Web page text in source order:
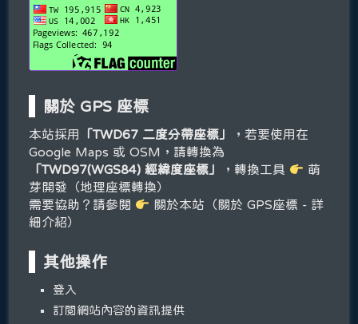
關於 GPS 座標
本站採用 「TWD67 二度分帶座標」
，若要使用在
Google Maps 或 OSM，請轉換為
「TWD97(WGS84) 經緯度座標」
，轉換工具
萌
芽開發（地理座標轉換）
需要協助？請參閱
關於本站（關於 GPS座標 - 詳
細介紹）
其他操作
登入
訂閱網站內容的資訊提供